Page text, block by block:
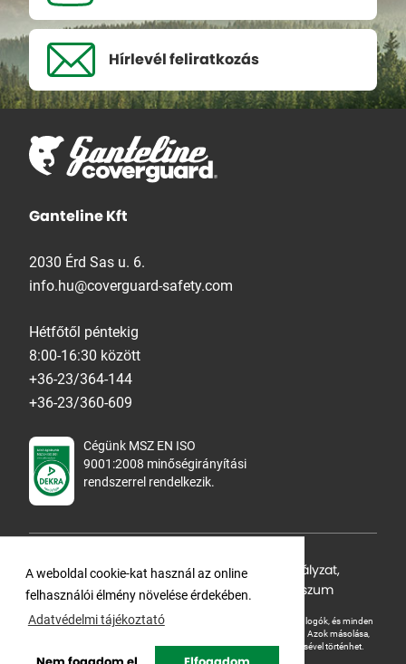
A weboldal cookie-kat használ az online
felhasználói élmény növelése érdekében.
Adatvédelmi tájékoztató
Hírlevél feliratkozás
Ganteline Kft
2030 Érd Sas u. 6.
info.hu@coverguard-safety.com
Hétfőtől péntekig
8:00-16:30 között
+36-23/364-144
+36-23/360-609
Cégünk MSZ EN ISO
9001:2008 minőségirányítási
rendszerrel rendelkezik.
Adatvédelmi tájékoztató,Cookie Szabályzat,
Felhasználási feltételek,ÁSZF Impresszum
A Ganteline Kft jelen honlapja szerzői jog által védett. A leírások, fotók, logók, és minden
Azok másolása,
üzleti célú felhasználása kizárólag a jog tulajdonosának beleegyezésével történhet.